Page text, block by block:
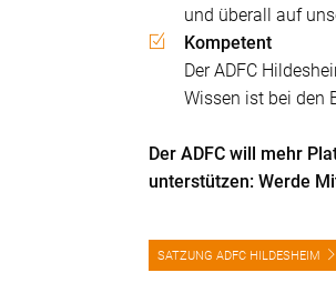
und überall auf
Kompetent
Der ADFC
Wissen ist bei den
Der ADFC will mehr
unterstützen: Werde
SATZUNG ADFC HILDESHEIM